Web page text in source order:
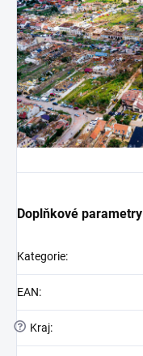
Doplňkové parametry
Kategorie:
EAN:
? Kraj: